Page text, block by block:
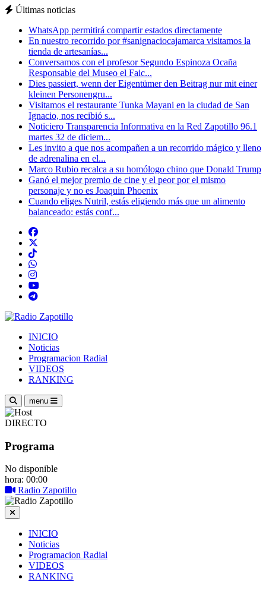
Últimas noticias
WhatsApp permitirá compartir estados directamente
En nuestro recorrido por #sanignaciocajamarca visitamos la
tienda de artesanías...
Conversamos con el profesor Segundo Espinoza Ocaña
Responsable del Museo el Faic...
Dies passiert, wenn der Eigentümer den Beitrag nur mit einer
kleinen Personengru...
Visitamos el restaurante Tunka Mayani en la ciudad de San
Ignacio, nos recibió s...
Noticiero Transparencia Informativa en la Red Zapotillo 96.1
martes 32 de diciem...
Les invito a que nos acompañen a un recorrido mágico y lleno
de adrenalina en el...
Marco Rubio recalca a su homólogo chino que Donald Trump
Ganó el mejor premio de cine y el peor por el mismo
personaje y no es Joaquin Phoenix
Cuando eliges Nutril, estás eligiendo más que un alimento
balanceado: estás conf...
INICIO
Noticias
Programacion Radial
VIDEOS
RANKING
menu
DIRECTO
Programa
No disponible
hora: 00:00
Radio Zapotillo
INICIO
Noticias
Programacion Radial
VIDEOS
RANKING